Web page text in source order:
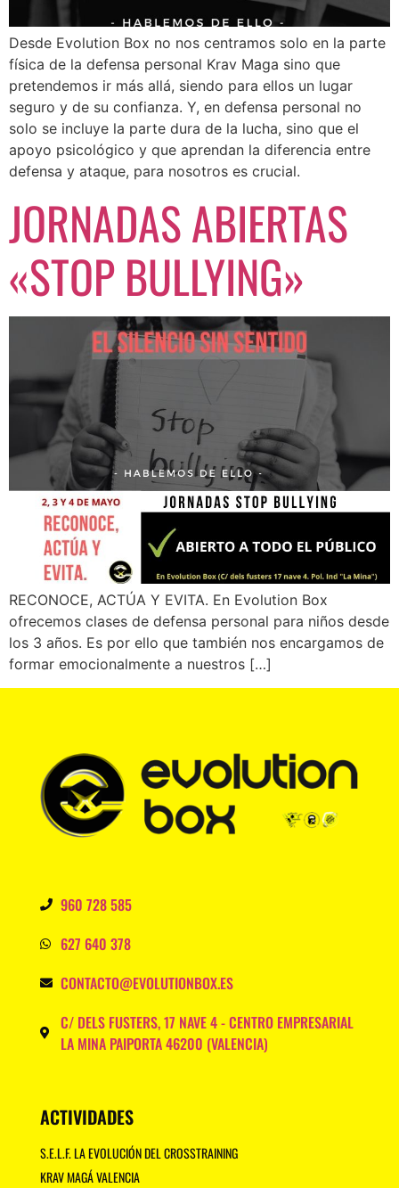
Desde Evolution Box no nos centramos solo en la parte
física de la defensa personal Krav Maga sino que
pretendemos ir más allá, siendo para ellos un lugar
seguro y de su confianza. Y, en defensa personal no
solo se incluye la parte dura de la lucha, sino que el
apoyo psicológico y que aprendan la diferencia entre
defensa y ataque, para nosotros es crucial.⁣
JORNADAS ABIERTAS
«STOP BULLYING»
RECONOCE, ACTÚA Y EVITA. En Evolution Box
ofrecemos clases de defensa personal para niños desde
los 3 años. Es por ello que también nos encargamos de
formar emocionalmente a nuestros […]
960 728 585
627 640 378
CONTACTO@EVOLUTIONBOX.ES
C/ DELS FUSTERS, 17 NAVE 4 - CENTRO EMPRESARIAL
LA MINA PAIPORTA 46200 (VALENCIA)
ACTIVIDADES
S.E.L.F. LA EVOLUCIÓN DEL CROSSTRAINING
KRAV MAGÁ VALENCIA